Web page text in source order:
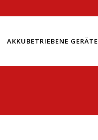
AKKUBETRIEBENE GERÄTE